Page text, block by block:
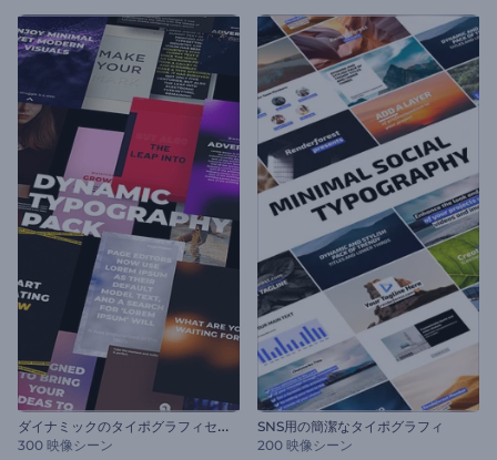
ダ
イナミックのタイポグラフィセット
300 映像シーン
SNS用の簡潔なタイポグラフィ
200 映像シーン